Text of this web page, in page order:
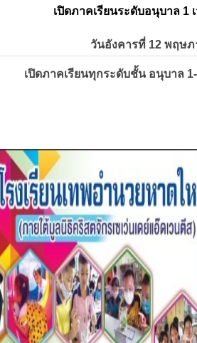
เปิดภาคเรียนระดับอนุบาล 1
วันอังคารที่ 12 พฤษภ
เปิดภาคเรียนทุกระดับชั้น อนุบาล